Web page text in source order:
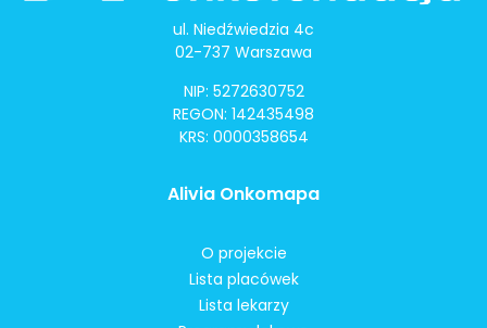
ul. Niedźwiedzia 4c
02-737 Warszawa
NIP: 5272630752
REGON: 142435498
KRS: 0000358654
Alivia Onkomapa
O projekcie
Lista placówek
Lista lekarzy